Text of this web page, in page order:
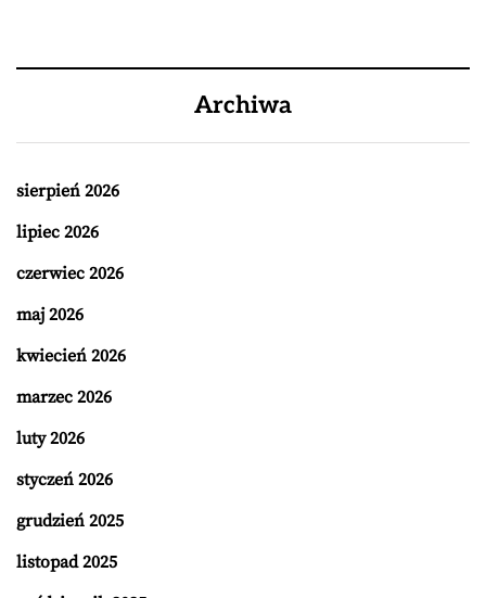
Archiwa
sierpień 2026
lipiec 2026
czerwiec 2026
maj 2026
kwiecień 2026
marzec 2026
luty 2026
styczeń 2026
grudzień 2025
listopad 2025